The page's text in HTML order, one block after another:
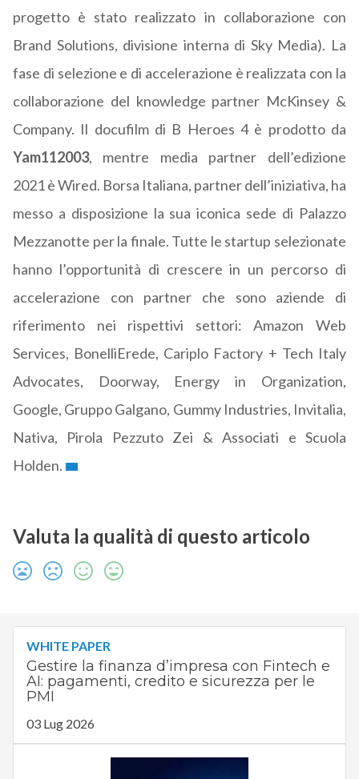
progetto è stato realizzato in collaborazione con
Brand Solutions, divisione interna di Sky Media). La
fase di selezione e di accelerazione è realizzata con la
collaborazione del knowledge partner McKinsey &
Company. Il docufilm di B Heroes 4 è prodotto da
Yam112003, mentre media partner dell’edizione
2021 è Wired. Borsa Italiana, partner dell’iniziativa, ha
messo a disposizione la sua iconica sede di Palazzo
Mezzanotte per la finale. Tutte le startup selezionate
hanno l’opportunità di crescere in un percorso di
accelerazione con partner che sono aziende di
riferimento nei rispettivi settori: Amazon Web
Services, BonelliErede, Cariplo Factory + Tech Italy
Advocates, Doorway, Energy in Organization,
Google, Gruppo Galgano, Gummy Industries, Invitalia,
Nativa, Pirola Pezzuto Zei & Associati e Scuola
Holden.
Valuta la qualità di questo articolo
WHITE PAPER
Gestire la finanza d’impresa con Fintech e
AI: pagamenti, credito e sicurezza per le
PMI
03 Lug 2026